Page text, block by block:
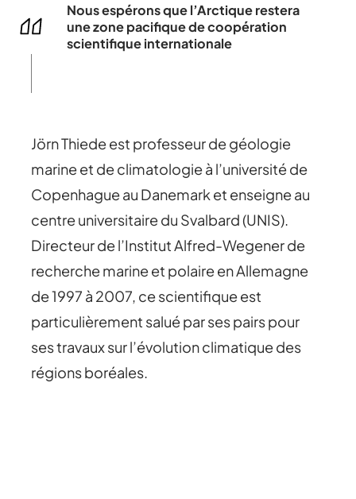
Nous espérons que l’Arctique restera
une zone pacifique de coopération
scientifique internationale
Jörn Thiede est professeur de géologie
marine et de climatologie à l’université de
Copenhague au Danemark et enseigne au
centre universitaire du Svalbard (UNIS).
Directeur de l’Institut Alfred-Wegener de
recherche marine et polaire en Allemagne
de 1997 à 2007, ce scientifique est
particulièrement salué par ses pairs pour
ses travaux sur l’évolution climatique des
régions boréales.